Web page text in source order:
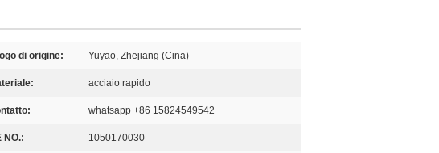
di origine: Yuyao, Zhejiang (Cina)
acciaio rapido
whatsapp +86 15824549542
NO.: 1050170030